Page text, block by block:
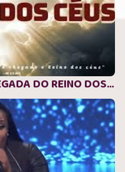
ANO APOSTÓLICO DA CHEGADA DO REINO DOS CÉUS